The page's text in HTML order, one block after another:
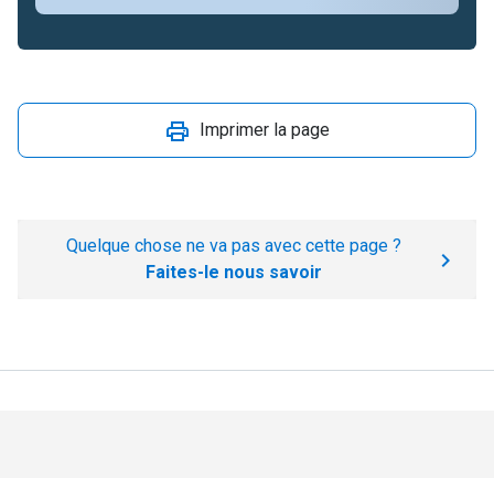
Imprimer la page
Quelque chose ne va pas avec cette page ?
Faites-le nous savoir